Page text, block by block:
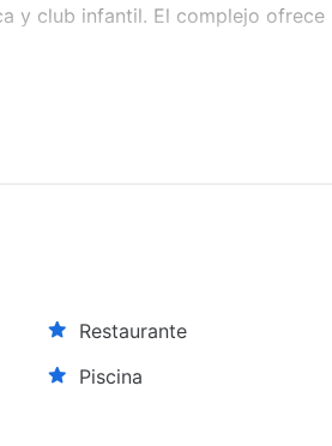
y club infantil. El complejo
Restaurante
Piscina